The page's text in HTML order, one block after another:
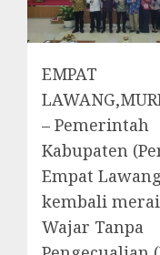
EMPAT
– Pemerintah
Kabupaten
Empat Lawang
kembali
Wajar Tanpa